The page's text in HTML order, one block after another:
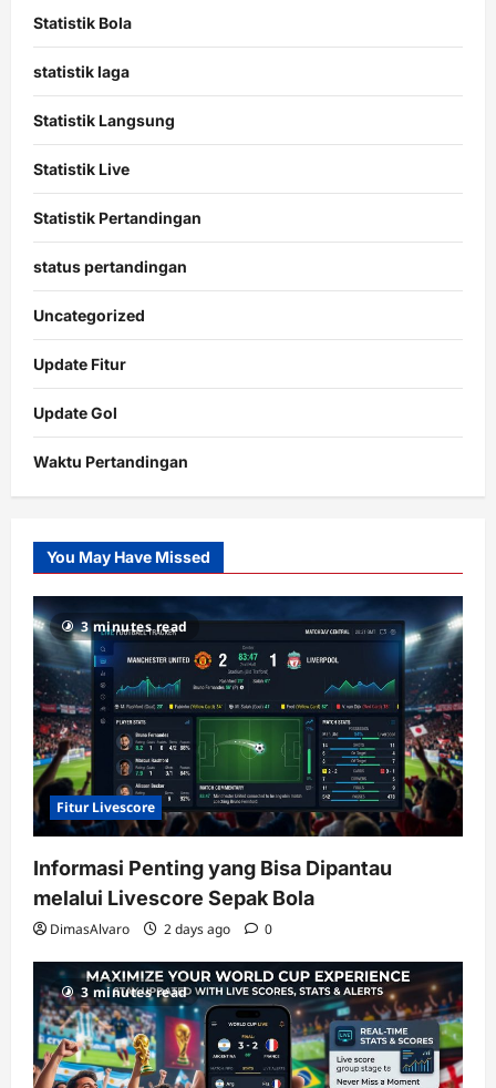
Statistik Bola
statistik laga
Statistik Langsung
Statistik Live
Statistik Pertandingan
status pertandingan
Uncategorized
Update Fitur
Update Gol
Waktu Pertandingan
Slot
Gacor
RTP
terupdate
You May Have Missed
3 minutes read
Fitur Livescore
Informasi Penting yang Bisa Dipantau
melalui Livescore Sepak Bola
DimasAlvaro 2 days ago 0
3 minutes read